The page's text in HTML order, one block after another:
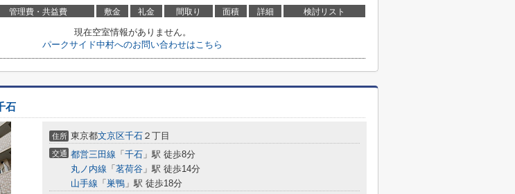
管理費・共益費 敷金 礼金 間取り 面積 詳細 検討リスト
現在空室情報がありません。
パークサイド中村へのお問い合わせはこちら
石
住所 東京都文京区千石 ２丁目
交通 都営三田線 「 千石 」駅 徒歩8分
丸ノ内線 「 茗荷谷 」駅 徒歩14分
山手線 「 巣鴨 」駅 徒歩18分